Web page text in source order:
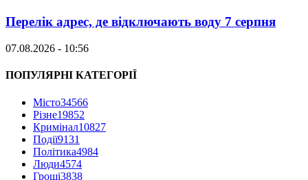
Перелік адрес, де відключають воду 7 серпня
07.08.2026 - 10:56
ПОПУЛЯРНІ КАТЕГОРІЇ
Місто34566
Різне19852
Кримінал10827
Події9131
Політика4984
Люди4574
Гроші3838